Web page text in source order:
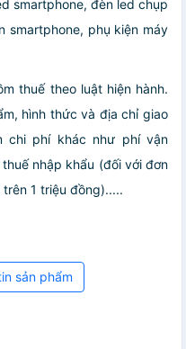
smartphone, đèn led chụp
smartphone, phụ kiện máy
thuế theo luật hiện hành.
hình thức và địa chỉ giao
chi phí khác như phí vận
nhập khẩu (đối với đơn
1 triệu đồng).....
sản phẩm